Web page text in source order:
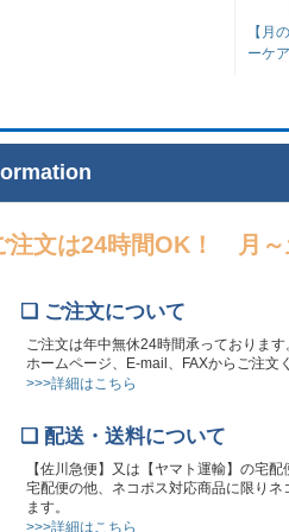
【月
ーケ
注文は24時間OK！ 月～
❏ ご注文について
ご注文は年中無休24時間承っております
ホームページ、E-mail、FAXからご注文
>>>詳細はこちら
❏ 配送・送料について
【佐川急便】又は【ヤマト運輸】の宅
宅配便の他、ネコポス対応商品に限り
ます。
>>>詳細はこちら